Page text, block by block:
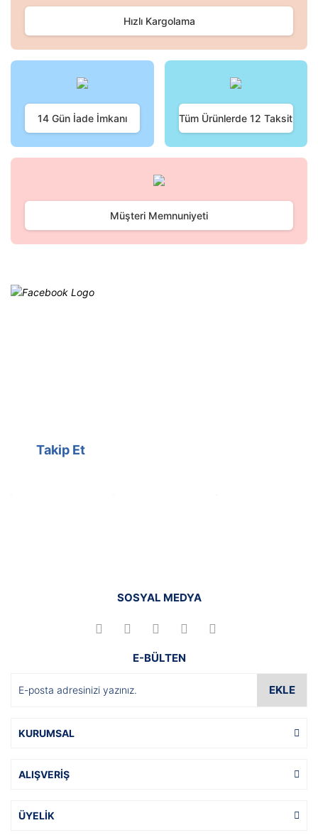
Yorum Yaz
Ürün resmi kalitesiz, bozuk veya görüntülenemiyor.
Bu ürüne benzer farklı alternatifler olmalı.
Gönder
Hızlı Kargolama
14 Gün İade İmkanı Tüm Ürünlerde 12 Taksit
Müşteri Memnuniyeti
Takip Et
SOSYAL MEDYA
E-BÜLTEN
EKLE
KURUMSAL
ALIŞVERİŞ
ÜYELİK